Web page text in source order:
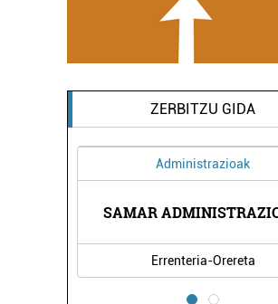
ZERBITZU GIDA
Administrazioak
SAMAR ADMINISTRAZIOAK
Errenteria-Orereta